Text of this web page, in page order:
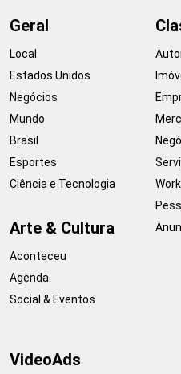
Geral
Local
Estados Unidos
Negócios
Mundo
Brasil
Esportes
Ciência e Tecnologia
Arte & Cultura
Aconteceu
Agenda
Social & Eventos
VideoAds